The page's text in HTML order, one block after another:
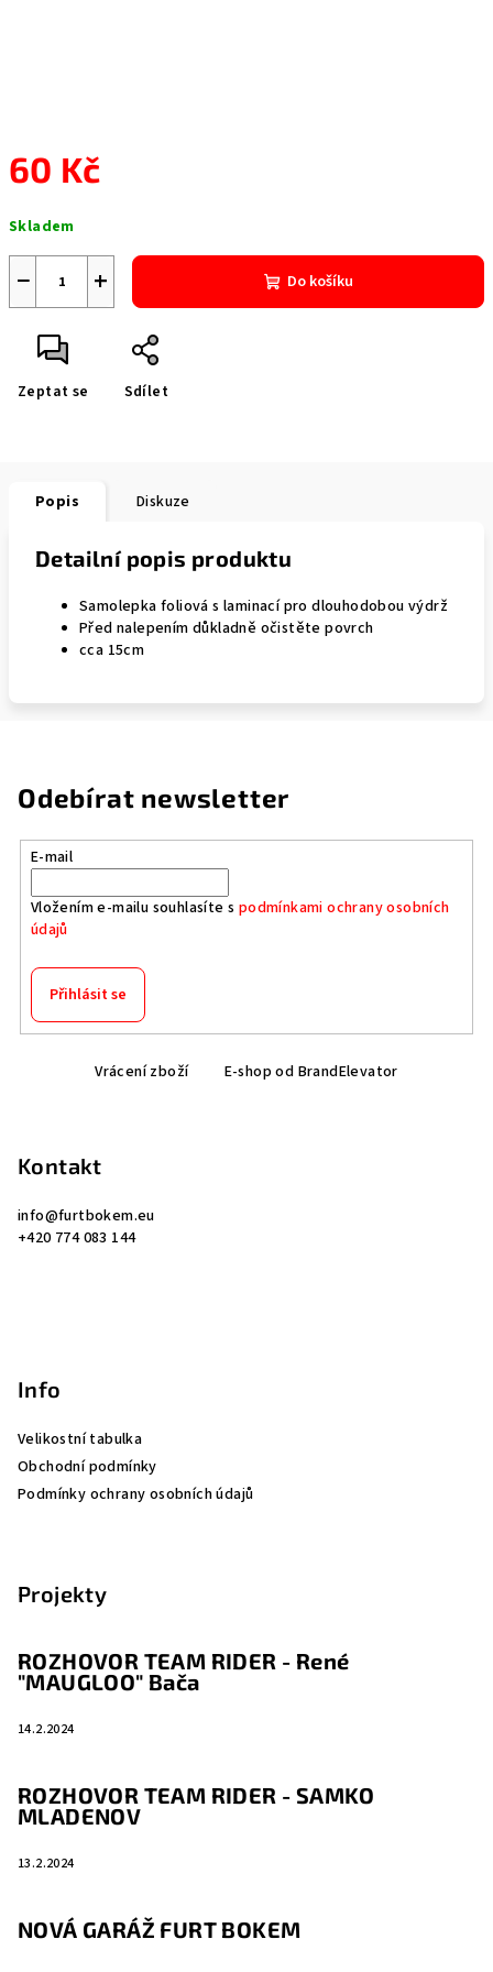
60 Kč
cena:
Skladem
+
− Do košíku
Zeptat se Sdílet
Popis Diskuze
Detailní popis produktu
Samolepka foliová s laminací pro dlouhodobou výdrž
Před nalepením důkladně očistěte povrch
cca 15cm
Odebírat newsletter
E-mail
Vložením e-mailu souhlasíte s podmínkami ochrany osobních
údajů
Přihlásit se
Vrácení zboží E-shop od BrandElevator
Kontakt
info@furtbokem.eu
+420 774 083 144
Info
Velikostní tabulka
Obchodní podmínky
Podmínky ochrany osobních údajů
Projekty
ROZHOVOR TEAM RIDER - René
"MAUGLOO" Bača
14.2.2024
ROZHOVOR TEAM RIDER - SAMKO
MLADENOV
13.2.2024
NOVÁ GARÁŽ FURT BOKEM